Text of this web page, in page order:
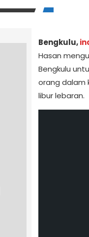
Bengkulu,
Hasan
Bengkulu
orang dalam
libur lebaran.